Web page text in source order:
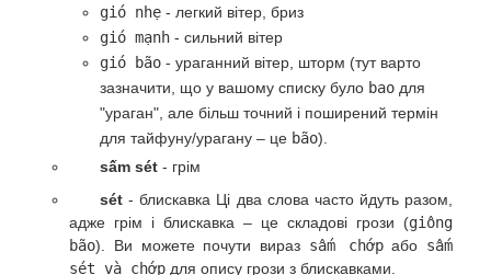
gió nhẹ - легкий вітер, бриз
gió mạnh - сильний вітер
gió bão - ураганний вітер, шторм (тут варто
зазначити, що у вашому списку було bao для
"ураган", але більш точний і поширений термін
для тайфуну/урагану – це bão).
sấm sét - грім
sét - блискавка Ці два слова часто йдуть разом,
адже грім і блискавка – це складові грози (giông
bão). Ви можете почути вираз sấm chớpабо sấm
sét và chớp для опису грози з блискавками.